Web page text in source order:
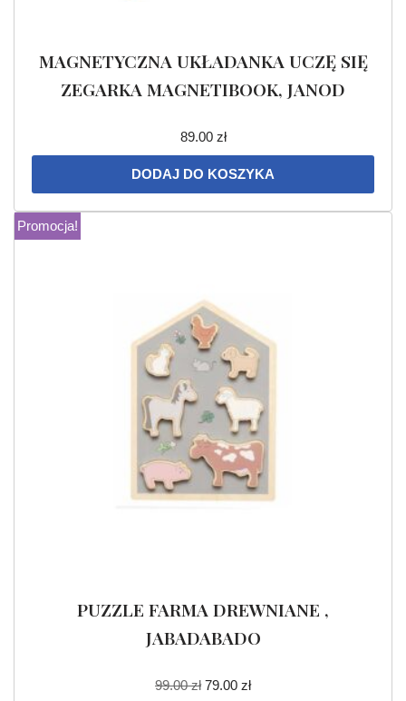
MAGNETYCZNA UKŁADANKA UCZĘ SIĘ
ZEGARKA MAGNETIBOOK, JANOD
89.00 zł
DODAJ DO KOSZYKA
Promocja!
PUZZLE FARMA DREWNIANE ,
JABADABADO
99.00zł 79.00 zł